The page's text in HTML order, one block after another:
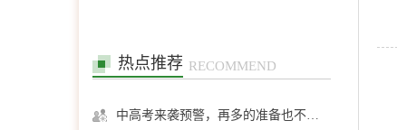
热点推荐 RECOMMEND
中高考来袭预警，再多的准备也不嫌多，这一份考生福利等你来拿